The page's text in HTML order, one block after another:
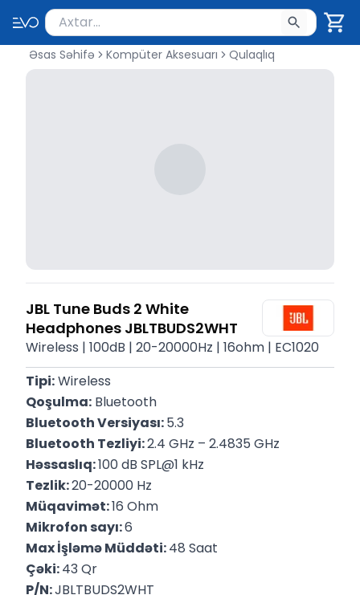
Məhsul axtar
Axtarış üçün ən azı 2 simvol yazın. Göndərmək
Əsas Səhifə Kompüter Aksesuarı Qulaqlıq
JBL Tune Buds 2 White
Headphones JBLTBUDS2WHT
Wireless | 100dB | 20-20000Hz | 16ohm | EC1020
Tipi: Wireless
Qoşulma: Bluetooth
Bluetooth Versiyası: 5.3
Bluetooth Tezliyi: 2.4 GHz – 2.4835 GHz
Həssaslıq: 100 dB SPL@1 kHz
Tezlik: 20-20000 Hz
Müqavimət: 16 Ohm
Mikrofon sayı: 6
Max İşləmə Müddəti: 48 Saat
Çəki: 43 Qr
P/N: JBLTBUDS2WHT